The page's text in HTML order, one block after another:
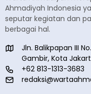
Ahmadiyah Indonesia
seputar kegiatan dan
berbagai hal.
Jln. Balikpapan III
Gambir, Kota
+62 813-1313-3683